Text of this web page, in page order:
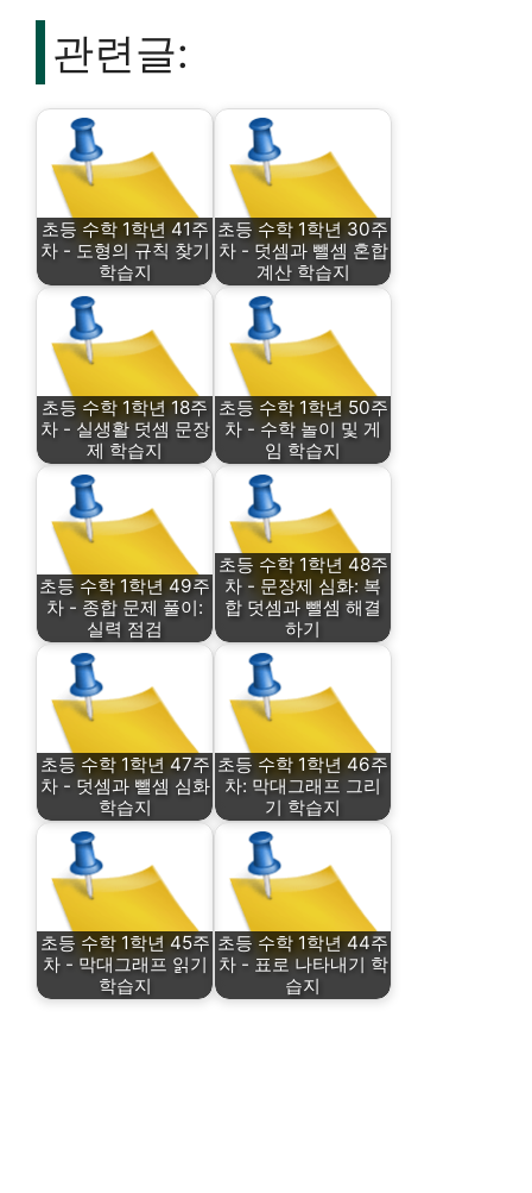
관련글:
초등 수학 1학년 41주
차 - 도형의 규칙 찾기
학습지
초등 수학 1학년 30주
차 - 덧셈과 뺄셈 혼합
계산 학습지
초등 수학 1학년 18주
차 - 실생활 덧셈 문장
제 학습지
초등 수학 1학년 50주
차 - 수학 놀이 및 게
임 학습지
초등 수학 1학년 49주
차 - 종합 문제 풀이:
실력 점검
초등 수학 1학년 48주
차 - 문장제 심화: 복
합 덧셈과 뺄셈 해결
하기
초등 수학 1학년 47주
차 - 덧셈과 뺄셈 심화
학습지
초등 수학 1학년 46주
차: 막대그래프 그리
기 학습지
초등 수학 1학년 45주
차 - 막대그래프 읽기
학습지
초등 수학 1학년 44주
차 - 표로 나타내기 학
습지